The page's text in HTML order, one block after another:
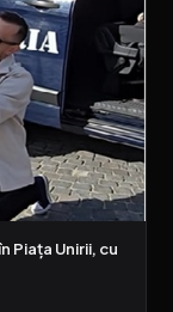
Piața Unirii, cu